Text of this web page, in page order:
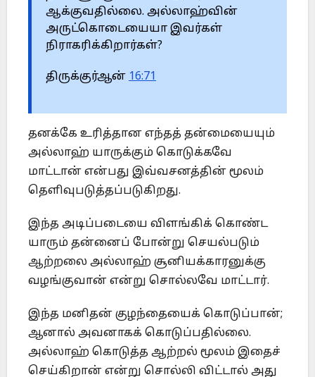
ஆக்குவதில்லை. அல்லாஹ்வின்
அருட்கொடையையா இவர்கள்
நிராகரிக்கிறார்கள்?
திருக்குர்ஆன் 16:71
தனக்கே உரித்தான எந்தத் தன்மையையும்
அல்லாஹ் யாருக்கும் கொடுக்கவே
மாட்டான் என்பது இவ்வசனத்தின் மூலம்
தெளிவுபடுத்தப்படுகிறது.
இந்த அடிப்படையை விளங்கிக் கொண்ட
யாரும் தன்னைப் போன்று செயல்படும்
ஆற்றலை அல்லாஹ் சூனியக்காரனுக்கு
வழங்குவான் என்று சொல்லவே மாட்டார்.
இந்த மனிதன் குழந்தையைக் கொடுப்பான்;
ஆனால் அவனாகக் கொடுப்பதில்லை.
அல்லாஹ் கொடுத்த ஆற்றல் மூலம் இதைச்
செய்கிறான் என்று சொல்லி விட்டால் அது